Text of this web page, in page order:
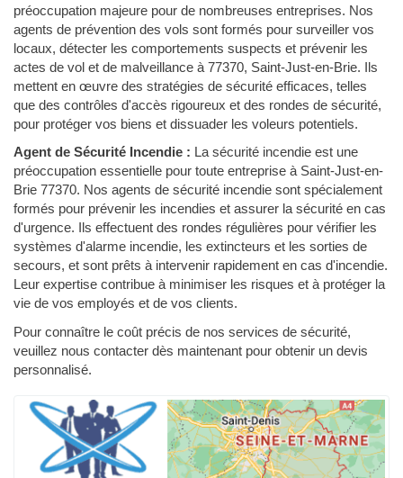
préoccupation majeure pour de nombreuses entreprises. Nos
agents de prévention des vols sont formés pour surveiller vos
locaux, détecter les comportements suspects et prévenir les
actes de vol et de malveillance à 77370, Saint-Just-en-Brie. Ils
mettent en œuvre des stratégies de sécurité efficaces, telles
que des contrôles d'accès rigoureux et des rondes de sécurité,
pour protéger vos biens et dissuader les voleurs potentiels.
Agent de Sécurité Incendie : La sécurité incendie est une
préoccupation essentielle pour toute entreprise à Saint-Just-en-
Brie 77370. Nos agents de sécurité incendie sont spécialement
formés pour prévenir les incendies et assurer la sécurité en cas
d'urgence. Ils effectuent des rondes régulières pour vérifier les
systèmes d'alarme incendie, les extincteurs et les sorties de
secours, et sont prêts à intervenir rapidement en cas d'incendie.
Leur expertise contribue à minimiser les risques et à protéger la
vie de vos employés et de vos clients.
Pour connaître le coût précis de nos services de sécurité,
veuillez nous contacter dès maintenant pour obtenir un devis
personnalisé.